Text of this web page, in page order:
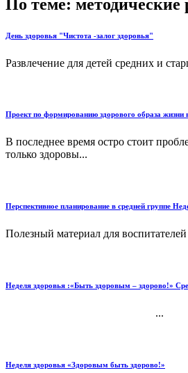
По теме: методические
День здоровья "Чистота -залог здоровья"
Развлечение для детей средних и
Проект по формированию здорового образа
В последнее время остро стоит
только здоровы...
Перспективное планирование в средней группе
Полезный материал для
Неделя здоровья :«Быть здоровым – здорово!»
...
Неделя здоровья «Здоровым быть здорово!»